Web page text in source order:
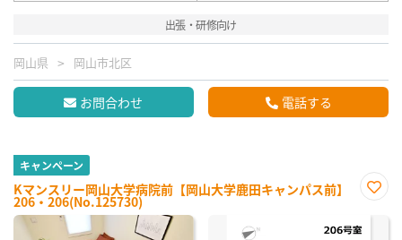
出張・研修向け
岡山県 岡山市北区
お問合わせ 電話する
キャンペーン
Kマンスリー岡山大学病院前【岡山大学鹿田キャンパス前】
206・206(No.125730)
に入
り登